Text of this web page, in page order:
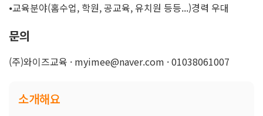
⦁교육분야(홈수업, 학원, 공교육, 유치원 등등...)경력 우대
문의
(주)와이즈교육 · myimee@naver.com · 01038061007
소개해요